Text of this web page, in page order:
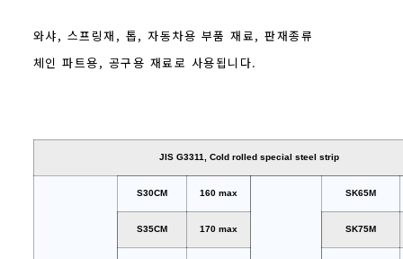
와샤, 스프링재, 톱, 자동차용 부품 재료, 판재종류
체인 파트용, 공구용 재료로 사용됩니다.
JIS G3311, Cold rolled special steel strip
S30CM 160 max SK65M
S35CM 170 max SK75M